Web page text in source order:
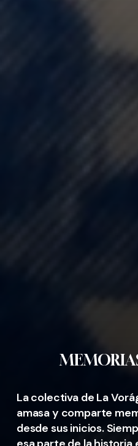
La colectiva de La
amasa y comparte
desde sus inicios.